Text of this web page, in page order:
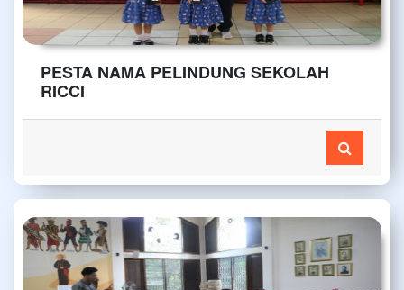
PESTA NAMA PELINDUNG SEKOLAH
RICCI